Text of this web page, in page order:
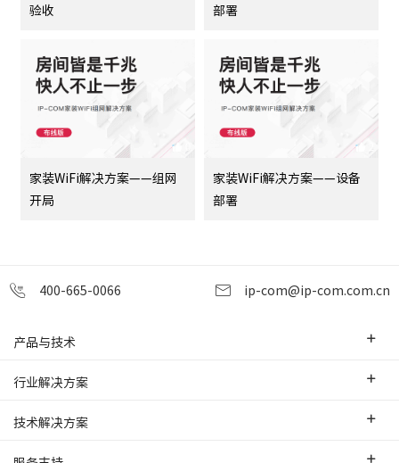
验收
部署
家装WiFi解决方案——组网
开局
家装WiFi解决方案——设备
部署
400-665-0066 ip-com@ip-com.com.cn
产品与技术
企业级路由器
行业解决方案
中小企业
技术解决方案
SD-WAN互联